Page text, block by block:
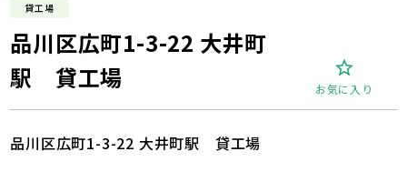
貸工場
品川区広町1-3-22 大井町
駅 貸工場
お気に入り
品川区広町1-3-22 大井町駅 貸工場